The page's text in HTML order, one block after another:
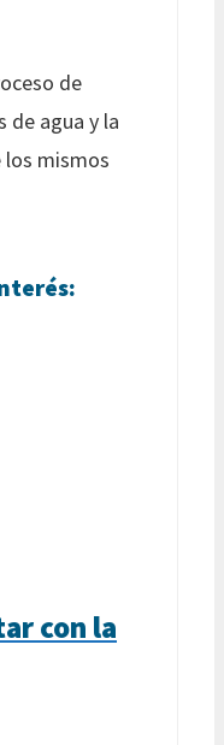
de
agua y la
los mismos
con la